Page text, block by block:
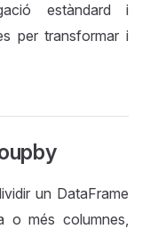
estàndard i
per transformar i
un DataFrame
o més columnes,